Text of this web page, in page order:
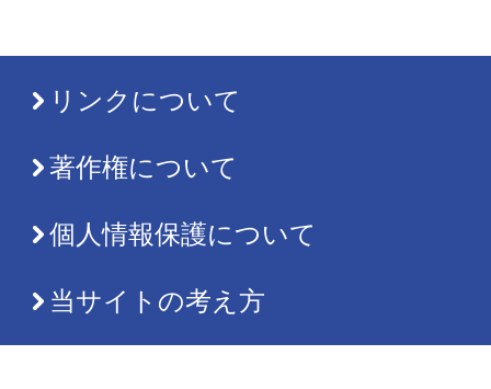
リンクについて
著作権について
個人情報保護について
当サイトの考え方